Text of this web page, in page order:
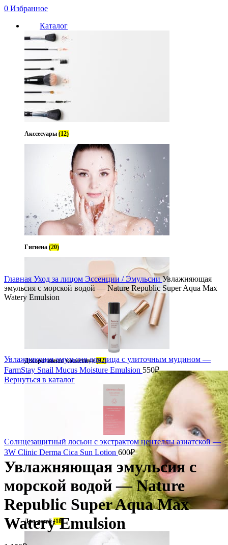
0 Избранное
Каталог
Акссесуары (12)
Гигиена (20)
Декоративная косметика(92)
Для детей(18)
Нет в наличии
Главная Уход за лицом Эссенции / ЭмульсииУвлажняющая
эмульсия с морской водой — Nature Republic Super Aqua Max
Watery Emulsion
Увлажняющая эмульсия для лица с улиточным муцином —
FarmStay Snail Mucus Moisture Emulsion 550₽
Вернуться в каталог
Солнцезащитный лосьон с экстрактом центеллы азиатской —
3W Clinic Derma Cica Sun Lotion 600₽
Увлажняющая эмульсия с
морской водой — Nature
Republic Super Aqua Max
Watery Emulsion